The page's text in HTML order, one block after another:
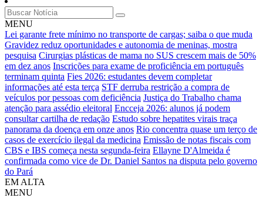
MENU
Lei garante frete mínimo no transporte de cargas; saiba o que muda
Gravidez reduz oportunidades e autonomia de meninas, mostra
pesquisa Cirurgias plásticas de mama no SUS crescem mais de 50%
em dez anos Inscrições para exame de proficiência em português
terminam quinta Fies 2026: estudantes devem completar
informações até esta terça STF derruba restrição a compra de
veículos por pessoas com deficiência Justiça do Trabalho chama
atenção para assédio eleitoral Encceja 2026: alunos já podem
consultar cartilha de redação Estudo sobre hepatites virais traça
panorama da doença em onze anos Rio concentra quase um terço de
casos de exercício ilegal da medicina Emissão de notas fiscais com
CBS e IBS começa nesta segunda-feira Ellayne D'Almeida é
confirmada como vice de Dr. Daniel Santos na disputa pelo governo
do Pará
EM ALTA
MENU